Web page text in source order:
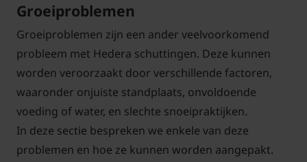
Groeiproblemen
Groeiproblemen zijn een ander veelvoorkomend
probleem met Hedera schuttingen. Deze kunnen
worden veroorzaakt door verschillende factoren,
waaronder onjuiste standplaats, onvoldoende
voeding of water, en slechte snoeipraktijken.
In deze sectie bespreken we enkele van deze
problemen en hoe ze kunnen worden aangepakt.